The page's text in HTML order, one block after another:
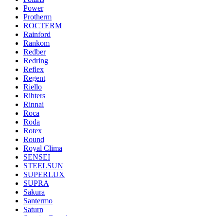
Power
Protherm
ROCTERM
Rainford
Rankom
Redber
Redring
Reflex
Regent
Riello
Rihters
Rinnai
Roca
Roda
Rotex
Round
Royal Clima
SENSEI
STEELSUN
SUPERLUX
SUPRA
Sakura
Santermo
Saturn